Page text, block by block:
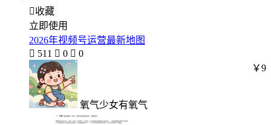
收藏
立即使用
2026年视频号运营最新地图
 511  0  0
氧气少女有氧气
￥9